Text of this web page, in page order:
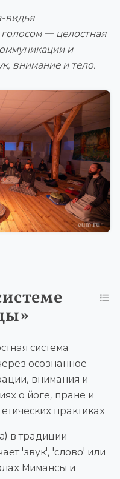
видья
голосом — целостная
и
внимание и тело.
система
осознанное
внимания и
о йоге, пране и
практиках.
в традиции
'звук', 'слово' или
Мимансы и